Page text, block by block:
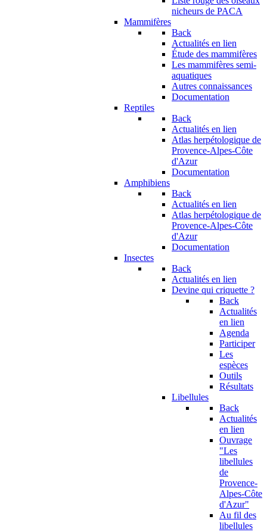
nicheurs de PACA
Mammifères
Back
Actualités en lien
Étude des mammifères
Les mammifères semi-
aquatiques
Autres connaissances
Documentation
Reptiles
Back
Actualités en lien
Atlas herpétologique de
Provence-Alpes-Côte
d'Azur
Documentation
Amphibiens
Back
Actualités en lien
Atlas herpétologique de
Provence-Alpes-Côte
d'Azur
Documentation
Insectes
Back
Actualités en lien
Devine qui criquette ?
Back
Actualités
en lien
Agenda
Participer
Les
espèces
Outils
Résultats
Libellules
Back
Actualités
en lien
Ouvrage
"Les
libellules
de
Provence-
Alpes-Côte
d'Azur"
Au fil des
libellules